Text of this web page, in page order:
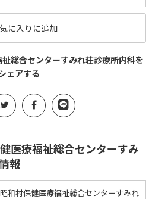
に入りに追加
総合センターすみれ荘診療所内科を
ェアする
医療福祉総合センターすみ
報
和村保健医療福祉総合センターすみれ